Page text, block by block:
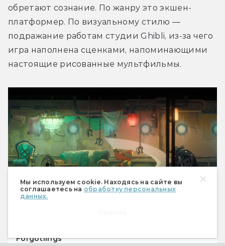
Мы используем cookie. Находясь на сайте вы
соглашаетесь на обработку персональных
данных.
обретают сознание. По жанру это экшен-
платформер. По визуальному стилю —
подражание работам студии Ghibli, из-за чего
игра наполнена сценками, напоминающими
настоящие рисованные мультфильмы.
Forgotlings